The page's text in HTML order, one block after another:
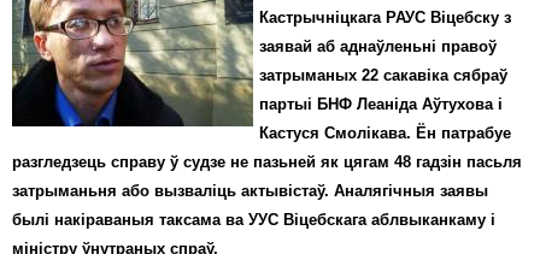
Кастрычніцкага РАУС Віцебску з
заявай аб аднаўленьні правоў
затрыманых 22 сакавіка сябраў
партыі БНФ Леаніда Аўтухова і
Кастуся Смолікава. Ён патрабуе
разгледзець справу ў судзе не пазьней як цягам 48 гадзін пасьля
затрыманьня або вызваліць актывістаў. Аналягічныя заявы
былі накіраваныя таксама ва УУС Віцебскага аблвыканкаму і
міністру ўнутраных спраў.
Дзяржава
Дыскрымінацыя
Затрыманьні
Карная псыхіятрыя
КПЧ ААН